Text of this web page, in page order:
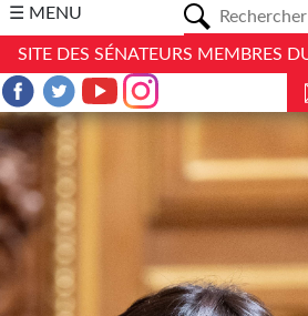
☰ MENU
SITE DES SÉNATEURS MEMBRES